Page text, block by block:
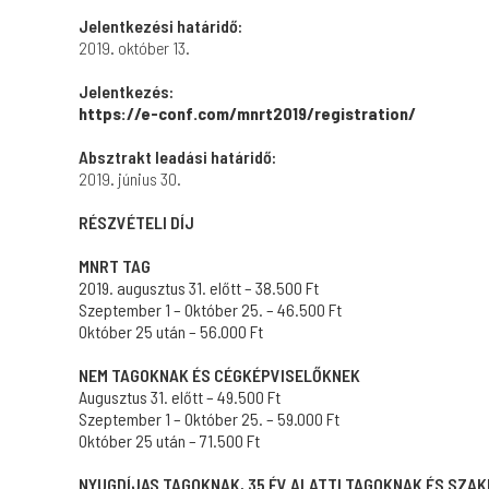
Jelentkezési határidő:
2019. október 13.
Jelentkezés:
https://e-conf.com/mnrt2019/registration/
Absztrakt leadási határidő:
2019. június 30.
RÉSZVÉTELI DÍJ
MNRT TAG
2019. augusztus 31. előtt – 38.500 Ft
Szeptember 1 – Október 25. – 46.500 Ft
Október 25 után – 56.000 Ft
NEM TAGOKNAK ÉS CÉGKÉPVISELŐKNEK
Augusztus 31. előtt – 49.500 Ft
Szeptember 1 – Október 25. – 59.000 Ft
Október 25 után – 71.500 Ft
NYUGDÍJAS TAGOKNAK, 35 ÉV ALATTI TAGOKNAK ÉS